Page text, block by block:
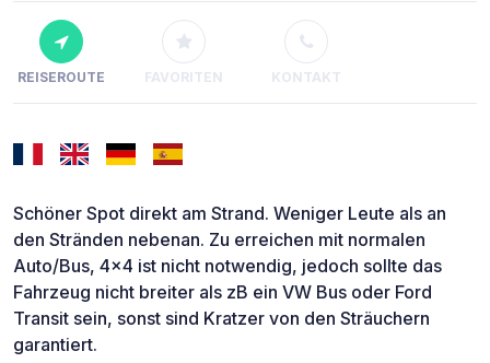
REISEROUTE FAVORITEN KONTAKT
Schöner Spot direkt am Strand. Weniger Leute als an
den Stränden nebenan. Zu erreichen mit normalen
Auto/Bus, 4x4 ist nicht notwendig, jedoch sollte das
Fahrzeug nicht breiter als zB ein VW Bus oder Ford
Transit sein, sonst sind Kratzer von den Sträuchern
garantiert.